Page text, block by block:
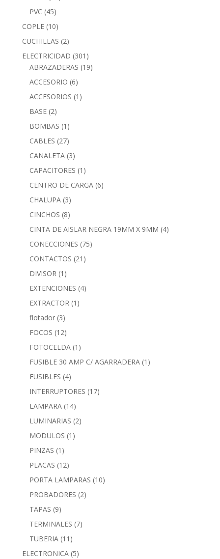
PVC (45)
COPLE (10)
CUCHILLAS (2)
ELECTRICIDAD (301)
ABRAZADERAS (19)
ACCESORIO (6)
ACCESORIOS (1)
BASE (2)
BOMBAS (1)
CABLES (27)
CANALETA (3)
CAPACITORES (1)
CENTRO DE CARGA (6)
CHALUPA (3)
CINCHOS (8)
CINTA DE AISLAR NEGRA 19MM X 9MM (4)
CONECCIONES (75)
CONTACTOS (21)
DIVISOR (1)
EXTENCIONES (4)
EXTRACTOR (1)
flotador (3)
FOCOS (12)
FOTOCELDA (1)
FUSIBLE 30 AMP C/ AGARRADERA (1)
FUSIBLES (4)
INTERRUPTORES (17)
LAMPARA (14)
LUMINARIAS (2)
MODULOS (1)
PINZAS (1)
PLACAS (12)
PORTA LAMPARAS (10)
PROBADORES (2)
TAPAS (9)
TERMINALES (7)
TUBERIA (11)
ELECTRONICA (5)